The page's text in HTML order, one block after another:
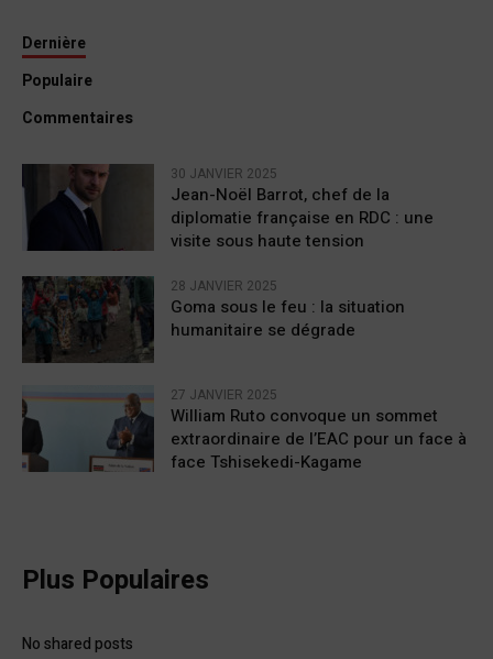
Dernière
Populaire
Commentaires
30 JANVIER 2025
Jean-Noël Barrot, chef de la
diplomatie française en RDC : une
visite sous haute tension
28 JANVIER 2025
Goma sous le feu : la situation
humanitaire se dégrade
27 JANVIER 2025
William Ruto convoque un sommet
extraordinaire de l’EAC pour un face à
face Tshisekedi-Kagame
Plus Populaires
No shared posts